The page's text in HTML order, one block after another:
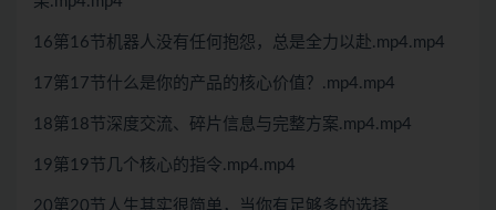
16第16节机器人没有任何抱怨，总是全力以赴.mp4.mp4
17第17节什么是你的产品的核心价值？.mp4.mp4
18第18节深度交流、碎片信息与完整方案.mp4.mp4
19第19节几个核心的指令.mp4.mp4
20第20节人生其实很简单，当你有足够多的选择